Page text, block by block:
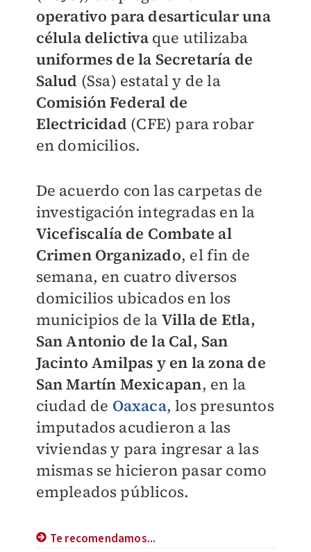
operativo para desarticular una
céluladelictivaque utilizaba
uniformes de la Secretaría de
Salud (Ssa) estatal y de la
Comisión Federal de
Electricidad (CFE) para robar
en domicilios.
De acuerdo con las carpetas de
investigación integradas en la
Vicefiscalía de Combate al
Crimen Organizado, el fin de
semana, en cuatro diversos
domicilios ubicados en los
municipios de la Villa de Etla,
San Antonio de la Cal, San
Jacinto Amilpas y en la zona de
San Martín Mexicapan, en la
ciudad de Oaxaca, los presuntos
imputados acudieron a las
viviendas y para ingresar a las
mismas se hicieron pasar como
empleados públicos.
Te recomendamos...